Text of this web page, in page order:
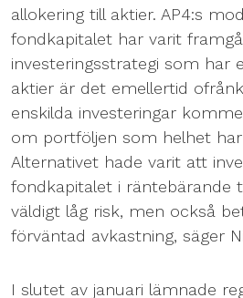
allokering till aktier. AP4:s
fondkapitalet har varit
investeringsstrategi som har
aktier är det emellertid
enskilda investeringar
om portföljen som helhet
Alternativet hade varit att
fondkapitalet i räntebärande
väldigt låg risk, men också
förväntad avkastning, säger
I slutet av januari lämnade